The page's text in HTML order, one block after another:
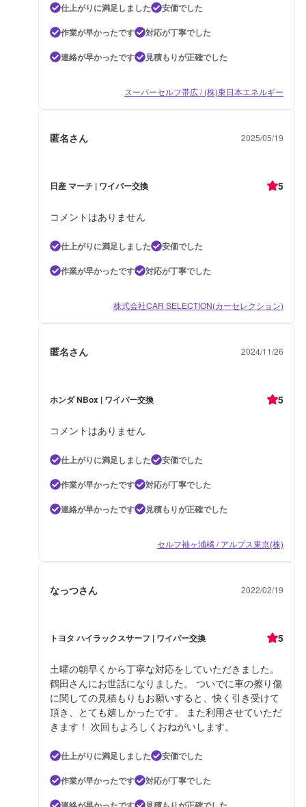
仕上がりに満足しました
安価でした
作業が早かったです
対応が丁寧でした
連絡が早かったです
見積もりが正確でした
スーパーセルフ帯広 / (株)東日本エネルギー
匿名さん 2025/05/19
日産 マーチ | ワイパー交換 5
コメントはありません
仕上がりに満足しました
安価でした
作業が早かったです
対応が丁寧でした
株式会社CAR SELECTION(カーセレクション)
匿名さん 2024/11/26
ホンダ NBox | ワイパー交換 5
コメントはありません
仕上がりに満足しました
安価でした
作業が早かったです
対応が丁寧でした
連絡が早かったです
見積もりが正確でした
セルフ袖ヶ浦橘 / アルプス東京(株)
なっつさん 2022/02/19
トヨタ ハイラックスサーフ | ワイパー交換 5
土曜の朝早くから丁寧な対応をしていただきました。
鶴田さんにお世話になりました。 ついでに車の擦り傷
に関しての見積もりもお願いすると、快く引き受けて
頂き、とても嬉しかったです。 また利用させていただ
きます！ 次回もよろしくおねがいします。
仕上がりに満足しました
安価でした
作業が早かったです
対応が丁寧でした